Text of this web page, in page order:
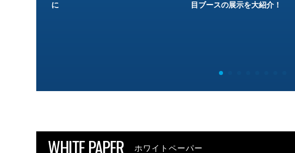
に
目ブースの展示を大紹介！
WHITE PAPER ホワイトペーパー